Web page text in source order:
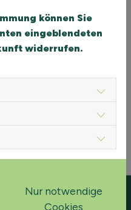
von
von Teams,
in Teams und
können Sie
eingeblendeten
widerrufen.
Nur notwendige
Cookies